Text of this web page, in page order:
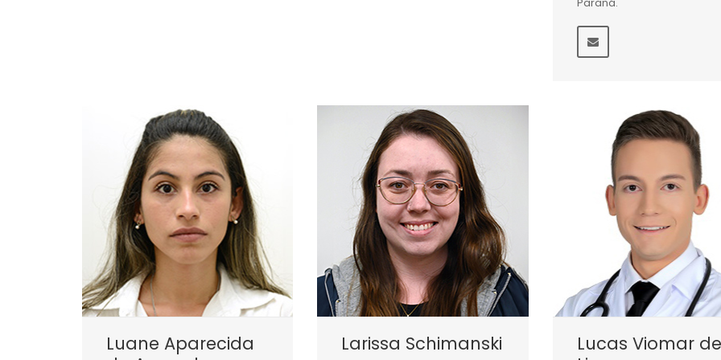
Paraná.
Luane Aparecida
Larissa Schimanski
Lucas Viomar de